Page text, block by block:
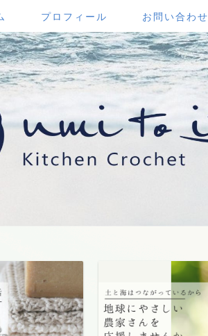
プロフィール お問い合わせ